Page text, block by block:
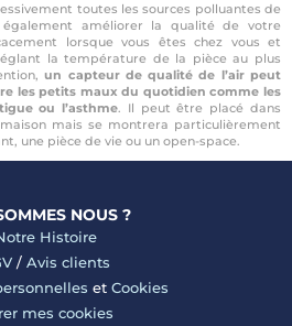
toutes les sources polluantes de
améliorer la qualité de votre
lorsque vous êtes chez vous et
la température de la pièce au plus
un capteur de qualité de l’air peut
les petits maux du quotidien comme les
ou l’asthme. Il peut être placé dans
mais se montrera particulièrement
une pièce de vie ou un open-space.
NOUS ?
Histoire
/ Avis clients
et Cookies
mes cookies